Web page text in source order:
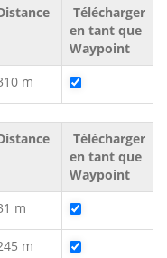
Télécharger
en tant que
Waypoint
m
Télécharger
en tant que
Waypoint
m
m